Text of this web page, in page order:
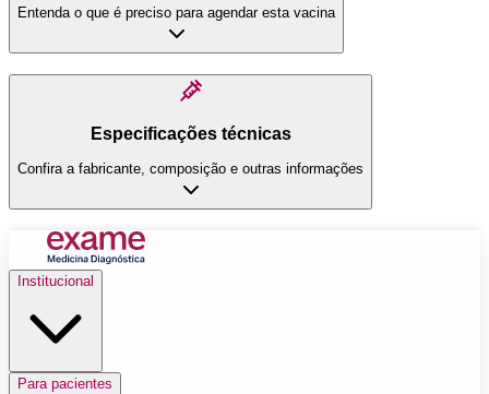
Entenda o que é preciso para agendar esta vacina
Especificações técnicas
Confira a fabricante, composição e outras informações
Institucional
Para pacientes